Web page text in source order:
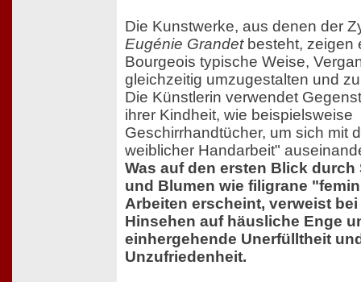
Die Kunstwerke, aus denen der
Eugénie Grandetbesteht, zeigen
Bourgeois typische Weise,
gleichzeitig umzugestalten und
Die Künstlerin verwendet
ihrer Kindheit, wie beispielsweise
Geschirrhandtücher, um sich mit
weiblicher Handarbeit"
Was auf den ersten Blick durch
und Blumen wie filigrane
Arbeiten erscheint, verweist
Hinsehen auf häusliche Enge
einhergehende Unerfülltheit
Unzufriedenheit.